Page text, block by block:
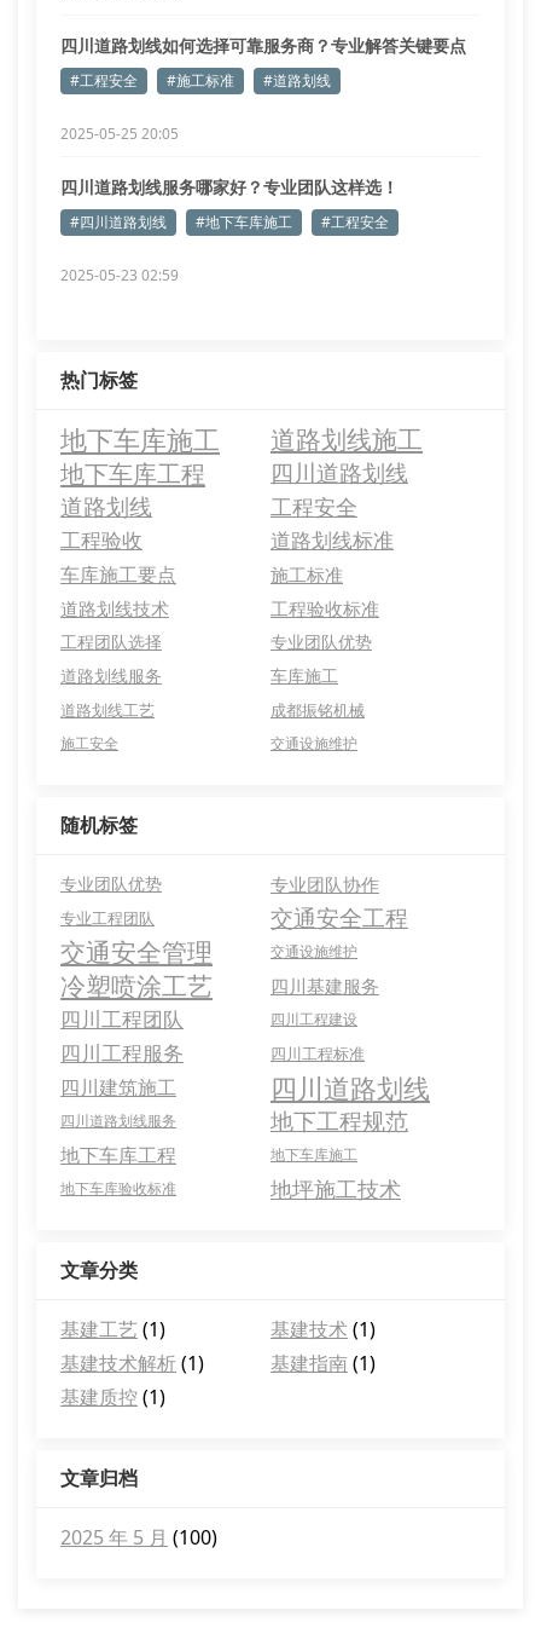
四川道路划线如何选择可靠服务商？专业解答关键要点
#工程安全 #施工标准 #道路划线
2025-05-25 20:05
四川道路划线服务哪家好？专业团队这样选！
#四川道路划线 #地下车库施工 #工程安全
2025-05-23 02:59
热门标签
地下车库施工
道路划线施工
地下车库工程
四川道路划线
道路划线 工程安全
工程验收 道路划线标准
车库施工要点
施工标准
道路划线技术
工程验收标准
工程团队选择
专业团队优势
道路划线服务
车库施工
道路划线工艺 成都振铭机械
施工安全 交通设施维护
随机标签
专业团队优势 专业团队协作
专业工程团队 交通安全工程
交通安全管理 交通设施维护
冷塑喷涂工艺 四川基建服务
四川工程团队 四川工程建设
四川工程服务 四川工程标准
四川建筑施工 四川道路划线
四川道路划线服务 地下工程规范
地下车库工程
地下车库施工
地下车库验收标准
地坪施工技术
文章分类
基建工艺(1) 基建技术(1)
基建技术解析(1) 基建指南(1)
基建质控 (1)
文章归档
2025 年 5 月 (100)